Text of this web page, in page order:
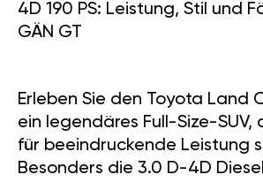
4D 190 PS: Leistung, Stil und
GÄN GT
Erleben Sie den Toyota Land
ein legendäres Full-Size-SUV,
für beeindruckende Leistung
Besonders die 3.0 D-4D